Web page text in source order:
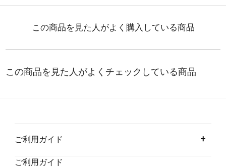
ご利用ガイド
ご利用ガイド